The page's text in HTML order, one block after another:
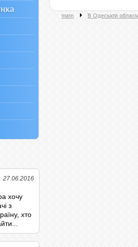
main В Одеській
27.06.2016
хочу
з
хто